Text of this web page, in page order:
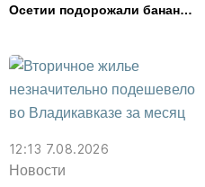
Осетии подорожали бананы
картофель
12:13 7.08.2026
Новости